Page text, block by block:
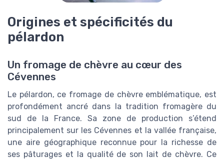
Origines et spécificités du
pélardon
Un fromage de chèvre au cœur des
Cévennes
Le pélardon, ce fromage de chèvre emblématique, est
profondément ancré dans la tradition fromagère du
sud de la France. Sa zone de production s’étend
principalement sur les Cévennes et la vallée française,
une aire géographique reconnue pour la richesse de
ses pâturages et la qualité de son lait de chèvre. Ce